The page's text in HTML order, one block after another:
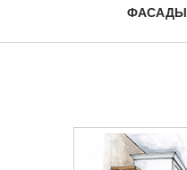
ФАСАДЫ